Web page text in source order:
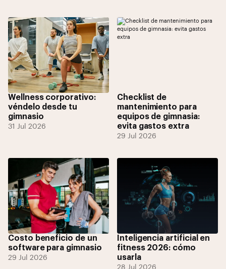
Wellness corporativo:
véndelo desde tu
gimnasio
31 Jul 2026
Checklist de
mantenimiento para
equipos de gimnasia:
evita gastos extra
29 Jul 2026
Costo beneficio de un
software para gimnasio
29 Jul 2026
Inteligencia artificial en
fitness 2026: cómo
usarla
28 Jul 2026